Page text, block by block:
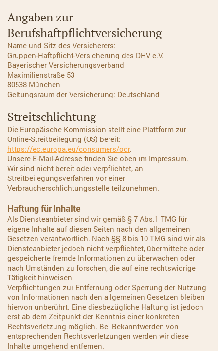
Angaben zur
Berufshaftpflichtversicherung
Name und Sitz des Versicherers:
Gruppen-Haftpflicht-Versicherung des DHV e.V.
Bayerischer Versicherungsverband
Maximilienstraße 53
80538 München
Geltungsraum der Versicherung: Deutschland
Streitschlichtung
Die Europäische Kommission stellt eine Plattform zur
Online-Streitbeilegung (OS) bereit:
https://ec.europa.eu/consumers/odr.
Unsere E-Mail-Adresse finden Sie oben im Impressum.
Wir sind nicht bereit oder verpflichtet, an
Streitbeilegungsverfahren vor einer
Verbraucherschlichtungsstelle teilzunehmen.
Haftung für Inhalte
Als Diensteanbieter sind wir gemäß § 7 Abs.1 TMG für
eigene Inhalte auf diesen Seiten nach den allgemeinen
Gesetzen verantwortlich. Nach §§ 8 bis 10 TMG sind wir als
Diensteanbieter jedoch nicht verpflichtet, übermittelte oder
gespeicherte fremde Informationen zu überwachen oder
nach Umständen zu forschen, die auf eine rechtswidrige
Tätigkeit hinweisen.
Verpflichtungen zur Entfernung oder Sperrung der Nutzung
von Informationen nach den allgemeinen Gesetzen bleiben
hiervon unberührt. Eine diesbezügliche Haftung ist jedoch
erst ab dem Zeitpunkt der Kenntnis einer konkreten
Rechtsverletzung möglich. Bei Bekanntwerden von
entsprechenden Rechtsverletzungen werden wir diese
Inhalte umgehend entfernen.